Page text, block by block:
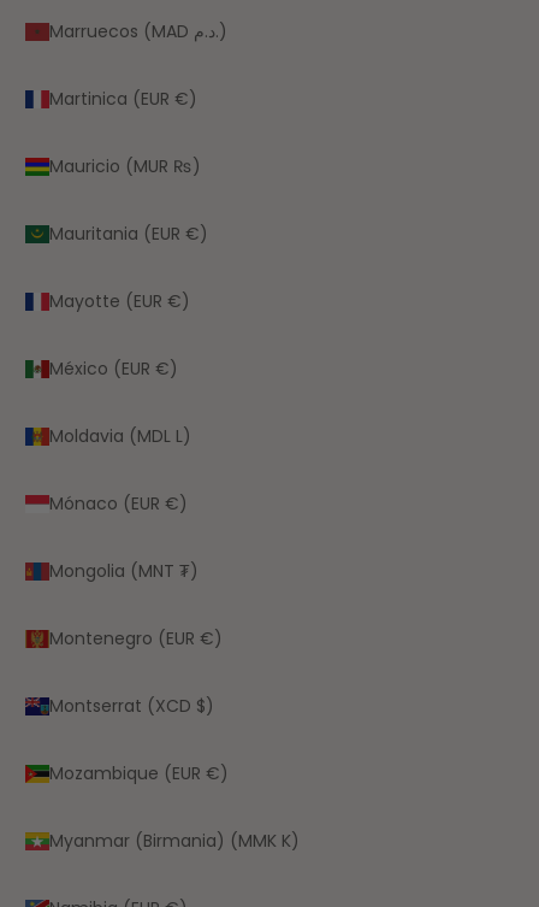
Marruecos (MAD د.م.)
Martinica (EUR €)
Mauricio (MUR ₨)
Mauritania (EUR €)
Mayotte (EUR €)
México (EUR €)
Moldavia (MDL L)
Mónaco (EUR €)
Mongolia (MNT ₮)
Montenegro (EUR €)
Montserrat (XCD $)
Mozambique (EUR €)
Myanmar (Birmania) (MMK K)